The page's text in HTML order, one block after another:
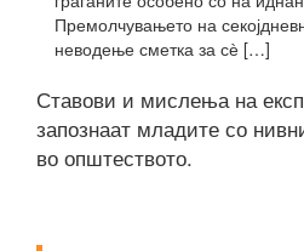
Премолчувањето на
неводење сметка за сѐ […]
Ставови и мислења на
запознаат младите со
во општеството.